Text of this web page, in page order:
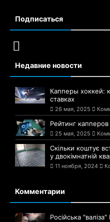
Подписаться
Недавние новости
Капперы хоккей:
ставках
26 мая, 2025
Рейтинг
25 мая, 2025
Скільки коштує
у двокімнатній
11 ноября, 2024
Комментарии
Російська